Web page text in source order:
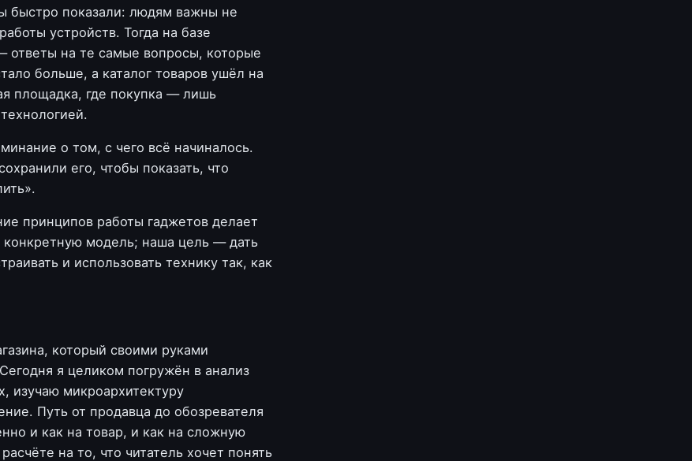
быстро показали: людям важны не
устройств. Тогда на базе
ответы на те самые вопросы, которые
больше, а каталог товаров ушёл на
площадка, где покупка — лишь
о том, с чего всё начиналось.
его, чтобы показать, что
принципов работы гаджетов делает
модель; наша цель — дать
и использовать технику так, как
который своими руками
я целиком погружён в анализ
изучаю микроархитектуру
Путь от продавца до обозревателя
и как на товар, и как на сложную
на то, что читатель хочет понять